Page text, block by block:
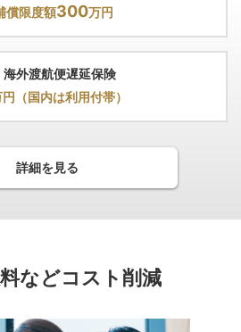
ンにご請求額・ポイント照会等が
用照会者登録申請書」のご提出が必要で
償限度額300万円
海外渡航便遅延保険
（国内は利用付帯）
付帯）
ケガの治療費、携行品の破損、盗
ケガの治療費などの損害を幅広く補
詳細を見る
などコスト削減